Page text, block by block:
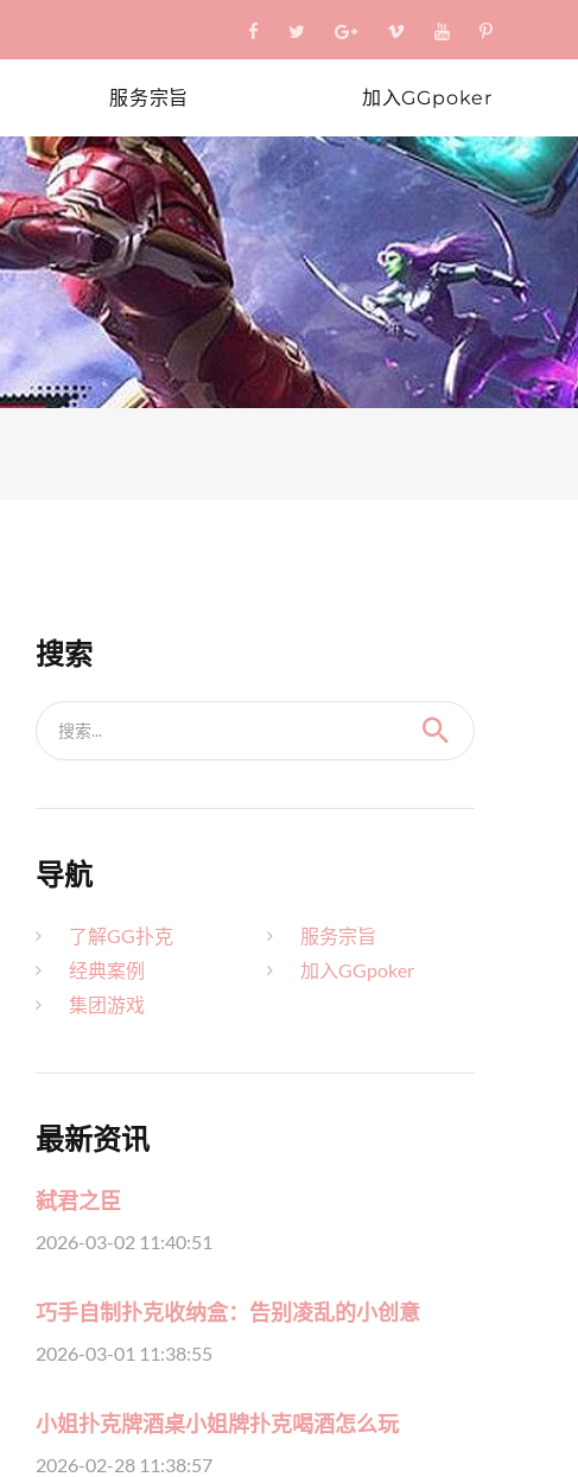
服务宗旨 加入GGpoker
搜索
搜索...
导航
了解GG扑克
经典案例
集团游戏
服务宗旨
加入GGpoker
最新资讯
弑君之臣
2026-03-02 11:40:51
巧手自制扑克收纳盒：告别凌乱的小创意
2026-03-01 11:38:55
小姐扑克牌酒桌小姐牌扑克喝酒怎么玩
2026-02-28 11:38:57